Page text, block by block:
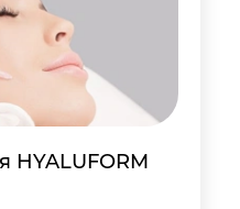
HYALUFORM